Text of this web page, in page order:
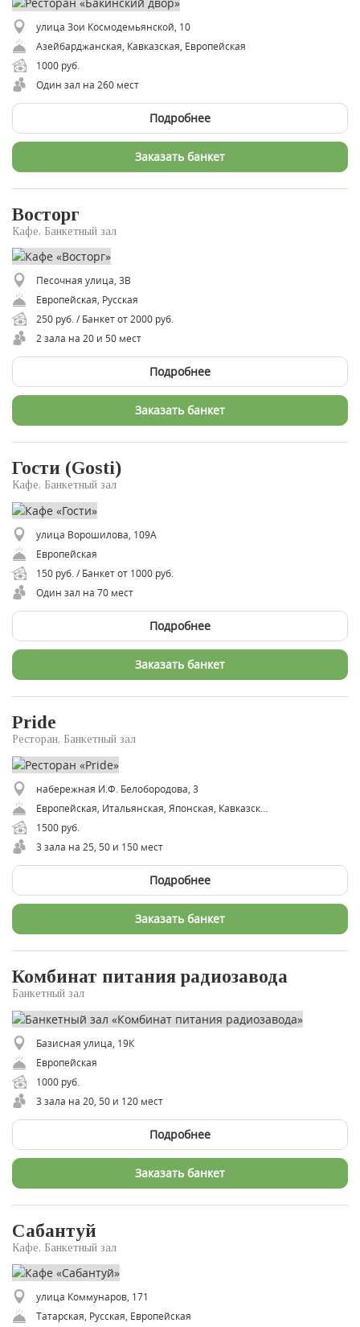
улица Зои Космодемьянской, 10
Азейбарджанская, Кавказская, Европейская
1000 руб.
Один зал на 260 мест
Подробнее
Заказать банкет
Восторг
Кафе, Банкетный зал
Песочная улица, 3В
Европейская, Русская
250 руб. / Банкет от 2000 руб.
2 зала на 20 и 50 мест
Подробнее
Заказать банкет
Гости (Gosti)
Кафе, Банкетный зал
улица Ворошилова, 109А
Европейская
150 руб. / Банкет от 1000 руб.
Один зал на 70 мест
Подробнее
Заказать банкет
Pride
Ресторан, Банкетный зал
набережная И.Ф. Белобородова, 3
1500 руб.
3 зала на 25, 50 и 150 мест
Подробнее
Заказать банкет
Комбинат питания радиозавода
Банкетный зал
Базисная улица, 19К
Европейская
1000 руб.
3 зала на 20, 50 и 120 мест
Подробнее
Заказать банкет
Сабантуй
Кафе, Банкетный зал
улица Коммунаров, 171
​Татарская, Русская, Европейская